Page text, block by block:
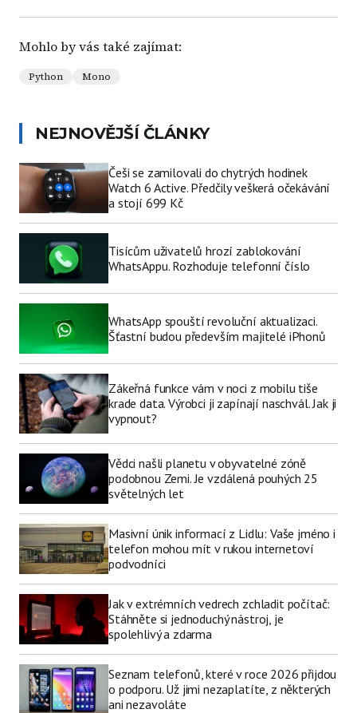
Mohlo by vás také zajímat:
Python Mono
NEJNOVĚJŠÍ ČLÁNKY
Češi se zamilovali do chytrých hodinek
Watch 6 Active. Předčily veškerá očekávání
a stojí 699 Kč
Tisícům uživatelů hrozí zablokování
WhatsAppu. Rozhoduje telefonní číslo
WhatsApp spouští revoluční aktualizaci.
Šťastní budou především majitelé iPhonů
Zákeřná funkce vám v noci z mobilu tiše
krade data. Výrobci ji zapínají naschvál. Jak ji
vypnout?
Vědci našli planetu v obyvatelné zóně
podobnou Zemi. Je vzdálená pouhých 25
světelných let
Masivní únik informací z Lidlu: Vaše jméno i
telefon mohou mít v rukou internetoví
podvodníci
Jak v extrémních vedrech zchladit počítač:
Stáhněte si jednoduchý nástroj, je
spolehlivý a zdarma
Seznam telefonů, které v roce 2026 přijdou
o podporu. Už jimi nezaplatíte, z některých
ani nezavoláte